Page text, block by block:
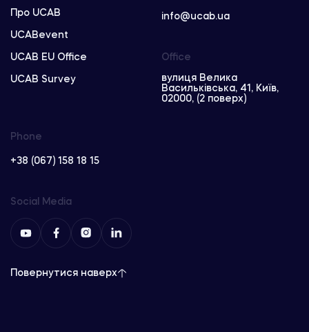
Про UCAB
UCABevent
UCAB EU Office
UCAB Survey
info@ucab.ua
Phone
+38 (067) 158 18 15
Office
вулиця Велика
Васильківська, 41, Київ,
02000, (2 поверх)
Social Media
Повернутися наверх